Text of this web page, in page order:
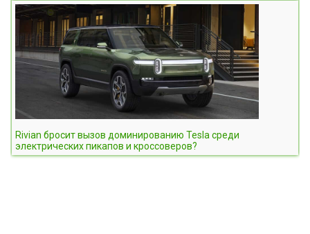
Rivian бросит вызов доминированию Tesla среди
электрических пикапов и кроссоверов?